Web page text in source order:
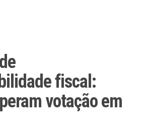
fiscal:
votação em